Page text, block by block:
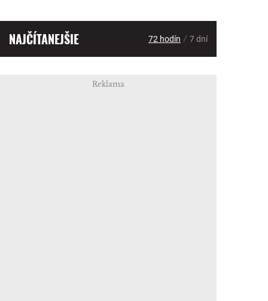
NAJČÍTANEJŠIE 72 hodín / 7 dní
Reklama